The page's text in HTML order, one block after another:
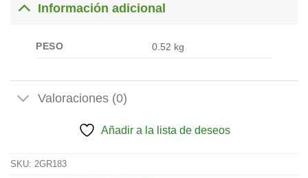
Información adicional
PESO 0.52 kg
Valoraciones (0)
Añadir a la lista de deseos
SKU: 2GR183